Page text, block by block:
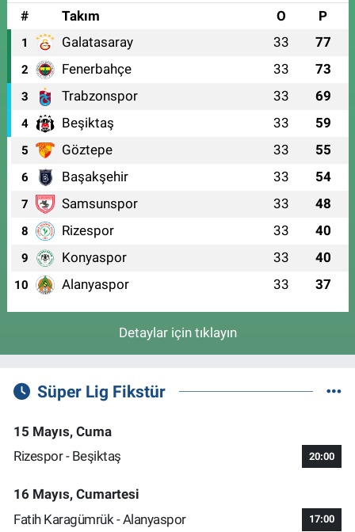
#
Takım O P
1 Galatasaray 33 77
2 Fenerbahçe 33 73
3 Trabzonspor 33 69
4 Beşiktaş 33 59
5 Göztepe 33 55
6 Başakşehir 33 54
7 Samsunspor 33 48
8 Rizespor 33 40
9 Konyaspor 33 40
10 Alanyaspor 33 37
Detaylar için tıklayın
Süper Lig Fikstür
15 Mayıs, Cuma
Rizespor - Beşiktaş
20:00
16 Mayıs, Cumartesi
Fatih Karagümrük - Alanyaspor
17:00